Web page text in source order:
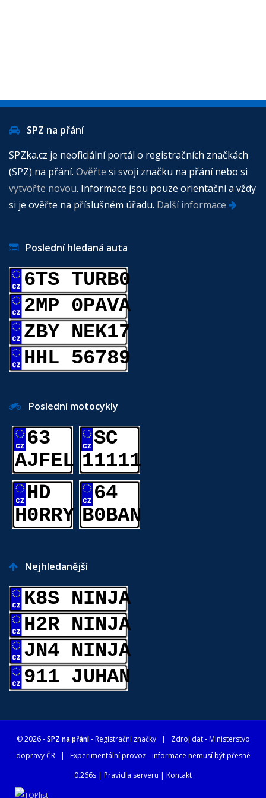
SPZ na přání
SPZka.cz je neoficiální portál o registračních značkách
(SPZ) na přání. Ověřte si svoji značku na přání nebo si
vytvořte novou. Informace jsou pouze orientační a vždy
si je ověřte na příslušném úřadu. Další informace
Poslední hledaná auta
6TS TURB0
2MP 0PAVA
ZBY NEK17
HHL 56789
Poslední motocykly
63
AJFEL
SC
11111
HD
H0RRY
64
B0BAN
Nejhledanější
K8S NINJA
H2R NINJA
JN4 NINJA
911 JUHAN
© 2026 -SPZ na přání- Registrační značky| Zdroj dat -Ministerstvo
dopravy ČR| Experimentální provoz - informace nemusí být přesné
0.266s | Pravidla serveru | Kontakt